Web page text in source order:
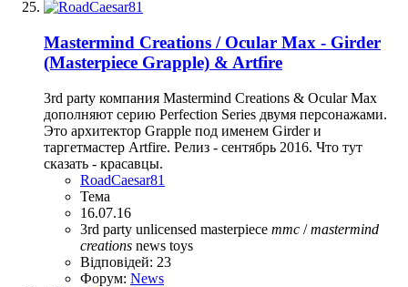
Mastermind Creations / Ocular Max - Girder
(Masterpiece Grapple) & Artfire
3rd party компания Mastermind Creations & Ocular Max
дополняют серию Perfection Series двумя персонажами.
Это архитектор Grapple под именем Girder и
таргетмастер Artfire. Релиз - сентябрь 2016. Что тут
сказать - красавцы.
RoadCaesar81
Тема
16.07.16
3rd party unlicensed masterpiece mmc /mastermind
creations news toys
Відповідей: 23
Форум: News